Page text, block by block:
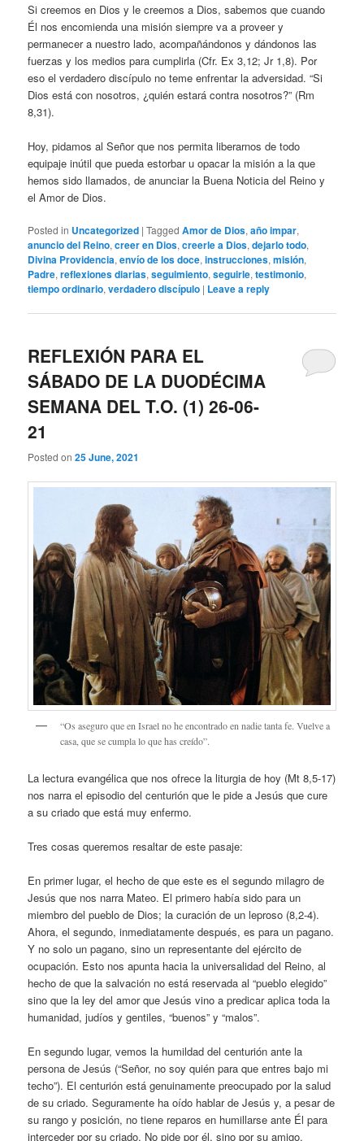
Si creemos en Dios y le creemos a Dios, sabemos que cuando
Él nos encomienda una misión siempre va a proveer y
permanecer a nuestro lado, acompañándonos y dándonos las
fuerzas y los medios para cumplirla (Cfr. Ex 3,12; Jr 1,8). Por
eso el verdadero discípulo no teme enfrentar la adversidad. “Si
Dios está con nosotros, ¿quién estará contra nosotros?” (Rm
8,31).
Hoy, pidamos al Señor que nos permita liberarnos de todo
equipaje inútil que pueda estorbar u opacar la misión a la que
hemos sido llamados, de anunciar la Buena Noticia del Reino y
el Amor de Dios.
Posted in Uncategorized |Tagged Amor de Dios,año impar,
anuncio del Reino,creer en Dios,creerle a Dios,dejarlo todo,
Divina Providencia,envío de los doce,instrucciones,misión,
Padre,reflexiones diarias,seguimiento,seguirle,testimonio,
tiempo ordinario,verdadero discípulo | Leave a reply
REFLEXIÓN PARA EL
SÁBADO DE LA DUODÉCIMA
SEMANA DEL T.O. (1) 26-06-
21
Posted on25 June, 2021
“Os aseguro que en Israel no he encontrado en nadie tanta fe. Vuelve a
casa, que se cumpla lo que has creído”.
La lectura evangélica que nos ofrece la liturgia de hoy (Mt 8,5-17)
nos narra el episodio del centurión que le pide a Jesús que cure
a su criado que está muy enfermo.
Tres cosas queremos resaltar de este pasaje:
En primer lugar, el hecho de que este es el segundo milagro de
Jesús que nos narra Mateo. El primero había sido para un
miembro del pueblo de Dios; la curación de un leproso (8,2-4).
Ahora, el segundo, inmediatamente después, es para un pagano.
Y no solo un pagano, sino un representante del ejército de
ocupación. Esto nos apunta hacia la universalidad del Reino, al
hecho de que la salvación no está reservada al “pueblo elegido”
sino que la ley del amor que Jesús vino a predicar aplica toda la
humanidad, judíos y gentiles, “buenos” y “malos”.
En segundo lugar, vemos la humildad del centurión ante la
persona de Jesús (“Señor, no soy quién para que entres bajo mi
techo”). El centurión está genuinamente preocupado por la salud
de su criado. Seguramente ha oído hablar de Jesús y, a pesar de
su rango y posición, no tiene reparos en humillarse ante Él para
interceder por su criado. No pide por él, sino por su amigo.